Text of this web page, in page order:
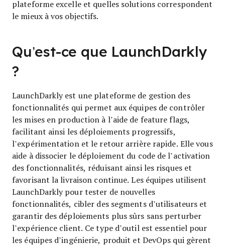
plateforme excelle et quelles solutions correspondent
le mieux à vos objectifs.
Qu’est-ce que LaunchDarkly
?
LaunchDarkly est une plateforme de gestion des
fonctionnalités qui permet aux équipes de contrôler
les mises en production à l’aide de feature flags,
facilitant ainsi les déploiements progressifs,
l’expérimentation et le retour arrière rapide. Elle vous
aide à dissocier le déploiement du code de l’activation
des fonctionnalités, réduisant ainsi les risques et
favorisant la livraison continue. Les équipes utilisent
LaunchDarkly pour tester de nouvelles
fonctionnalités, cibler des segments d’utilisateurs et
garantir des déploiements plus sûrs sans perturber
l’expérience client. Ce type d’outil est essentiel pour
les équipes d’ingénierie, produit et DevOps qui gèrent